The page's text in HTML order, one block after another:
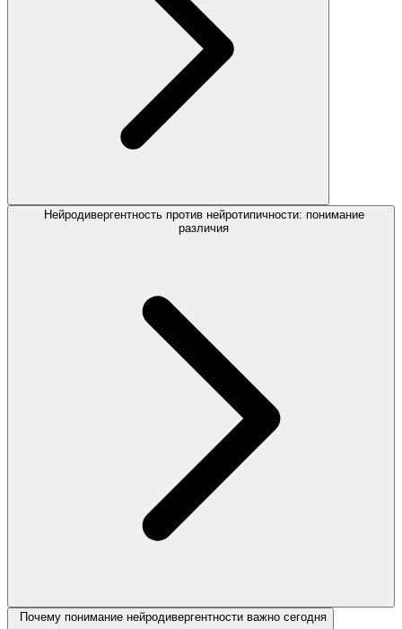
Нейродивергентность против нейротипичности: понимание
различия
Почему понимание нейродивергентности важно сегодня